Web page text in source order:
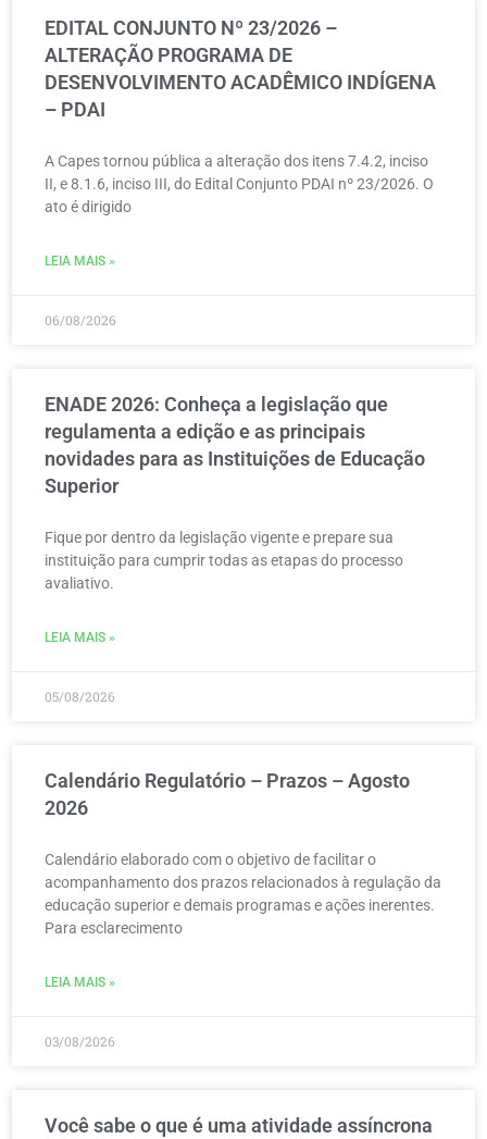
EDITAL CONJUNTO Nº 23/2026 –
ALTERAÇÃO PROGRAMA DE
DESENVOLVIMENTO ACADÊMICO INDÍGENA
– PDAI
A Capes tornou pública a alteração dos itens 7.4.2, inciso
II, e 8.1.6, inciso III, do Edital Conjunto PDAI nº 23/2026. O
ato é dirigido
LEIA MAIS »
06/08/2026
ENADE 2026: Conheça a legislação que
regulamenta a edição e as principais
novidades para as Instituições de Educação
Superior
Fique por dentro da legislação vigente e prepare sua
instituição para cumprir todas as etapas do processo
avaliativo.
LEIA MAIS »
05/08/2026
Calendário Regulatório – Prazos – Agosto
2026
Calendário elaborado com o objetivo de facilitar o
acompanhamento dos prazos relacionados à regulação da
educação superior e demais programas e ações inerentes.
Para esclarecimento
LEIA MAIS »
03/08/2026
Você sabe o que é uma atividade assíncrona